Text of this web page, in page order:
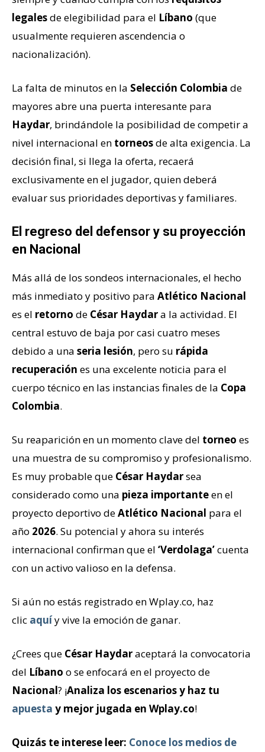
legalesde elegibilidad para el Líbano (que
usualmente requieren ascendencia o
nacionalización).
La falta de minutos en la Selección Colombia de
mayores abre una puerta interesante para
Haydar, brindándole la posibilidad de competir a
nivel internacional en torneosde alta exigencia. La
decisión final, si llega la oferta, recaerá
exclusivamente en el jugador, quien deberá
evaluar sus prioridades deportivas y familiares.
El regreso del defensor y su proyección
en Nacional
Más allá de los sondeos internacionales, el hecho
más inmediato y positivo para Atlético Nacional
es el retorno de César Haydara la actividad. El
central estuvo de baja por casi cuatro meses
debido a una seria lesión, pero su rápida
recuperación es una excelente noticia para el
cuerpo técnico en las instancias finales de la Copa
Colombia.
Su reaparición en un momento clave del torneo es
una muestra de su compromiso y profesionalismo.
Es muy probable que César Haydarsea
considerado como una pieza importanteen el
proyecto deportivo deAtlético Nacional para el
año 2026. Su potencial y ahora su interés
internacional confirman que el ‘Verdolaga’cuenta
con un activo valioso en la defensa.
Si aún no estás registrado en Wplay.co, haz
clic aquíy vive la emoción de ganar.
¿Crees que César Haydaraceptará la convocatoria
del Líbano o se enfocará en el proyecto de
Nacional? ¡Analiza los escenarios y haz tu
apuesta y mejor jugada en Wplay.co!
Quizás te interese leer: Conoce los medios de